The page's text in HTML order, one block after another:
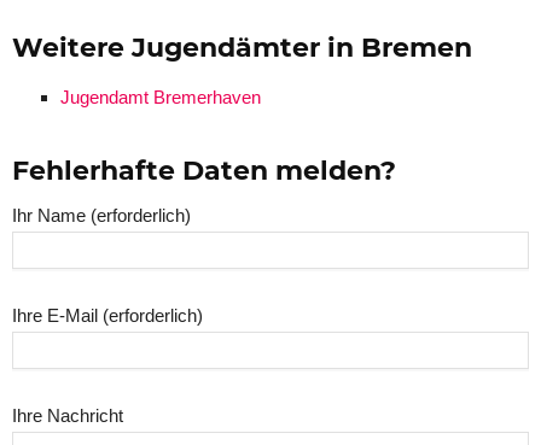
Weitere Jugendämter in Bremen
Jugendamt Bremerhaven
Fehlerhafte Daten melden?
Ihr Name (erforderlich)
Ihre E-Mail (erforderlich)
Ihre Nachricht